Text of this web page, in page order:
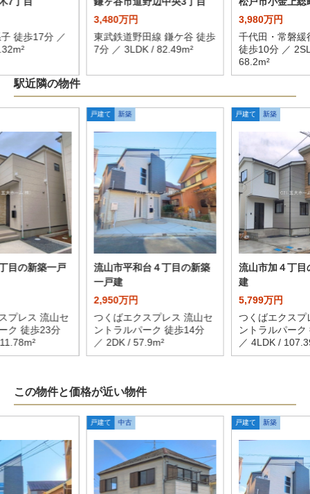
徒歩17分 ／
3,480万円
東武鉄道野田線 鎌ケ谷 徒歩
7分 ／ 3LDK / 82.49m²
3,980万円
千代田・常磐緩
徒歩10分 ／
68.2m²
駅近隣の物件
目の新築一戸
プレス 流山セ
ク 徒歩23分
戸建て 新築
流山市平和台４丁目の新築
一戸建
2,950万円
つくばエクスプレス 流山セ
ントラルパーク 徒歩14分
／ 2DK / 57.9m²
戸建て 新築
流山市加４丁目
建
5,799万円
つくばエクスプ
ントラルパーク
／ 4LDK /
この物件と価格が近い物件
戸建て 中古 戸建て 新築